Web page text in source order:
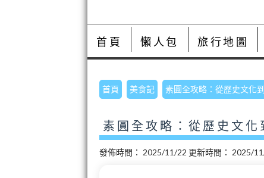
首頁 懶人包 旅行地圖
首頁 美食記 素圓全攻略：從歷史文化
素圓全攻略：從歷史文
發佈時間： 2025/11/22 更新時間： 2025/